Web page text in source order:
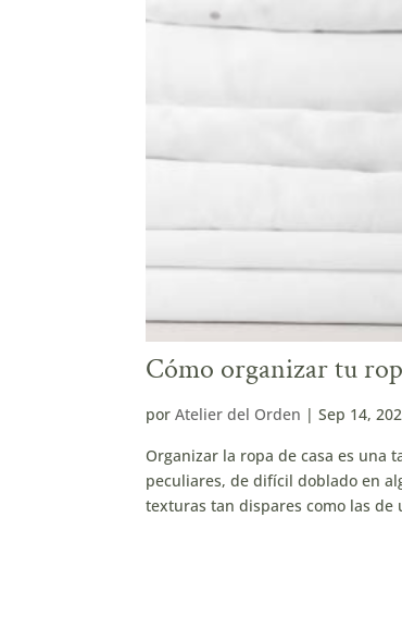
Cómo organizar tu
porAtelier del Orden |Sep 14,
Organizar la ropa de casa es una
peculiares, de difícil doblado en
texturas tan dispares como las de